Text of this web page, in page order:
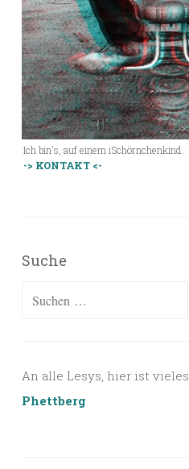
Ich bin's, auf einem iSchörnchenkind.
-> KONTAKT <-
Suche
Suchen
An alle Lesys, hier ist vieles
Phettberg